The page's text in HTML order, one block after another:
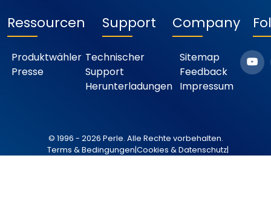
Ressourcen
Produktwähler
Presse
Support
Technischer
Support
Herunterladungen
Company
Sitemap
Feedback
Impressum
© 1996 - 2026 Perle. Alle Rechte vorbehalten.
Terms & Bedingungen|Cookies & Datenschutz|